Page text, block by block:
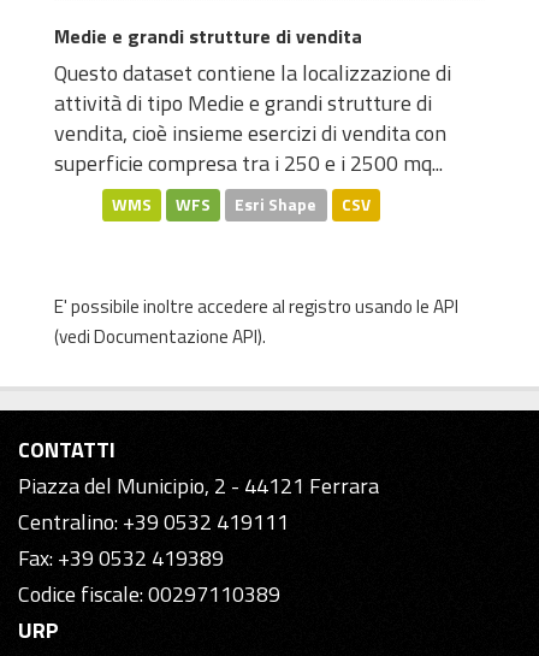
Medie e grandi strutture di vendita
Questo dataset contiene la localizzazione di
attività di tipo Medie e grandi strutture di
vendita, cioè insieme esercizi di vendita con
superficie compresa tra i 250 e i 2500 mq...
WMS WFS Esri Shape CSV
E' possibile inoltre accedere al registro usando leAPI
(vediDocumentazione API).
CONTATTI
Piazza del Municipio, 2 - 44121 Ferrara
Centralino: +39 0532 419111
Fax: +39 0532 419389
Codice fiscale: 00297110389
URP